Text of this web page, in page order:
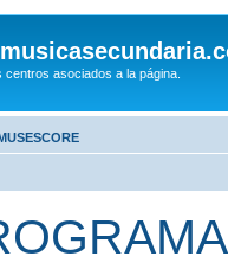
centros asociados a la página.